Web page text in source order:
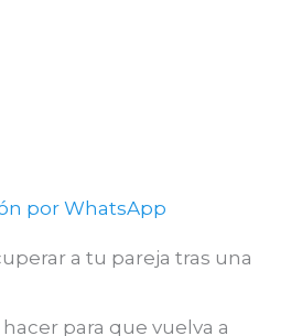
por WhatsApp
a tu pareja tras una
para que vuelva a